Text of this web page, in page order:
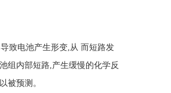
致电池产生形变,从 而短路发
组内部短路,产生缓慢的化学反
被预测。